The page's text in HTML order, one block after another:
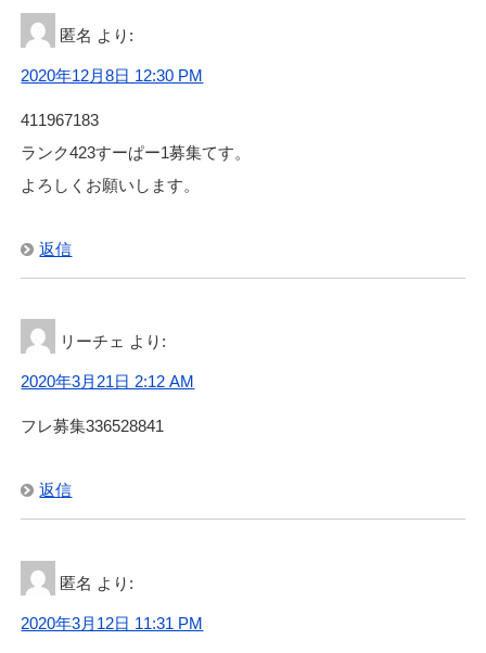
匿名 より:
2020年12月8日 12:30 PM
411967183
ランク423すーぱー1募集てす。
よろしくお願いします。
返信
リーチェ より:
2020年3月21日 2:12 AM
フレ募集336528841
返信
匿名 より:
2020年3月12日 11:31 PM